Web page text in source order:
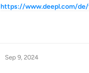
https://www.deepl.com/
Sep 9, 2024